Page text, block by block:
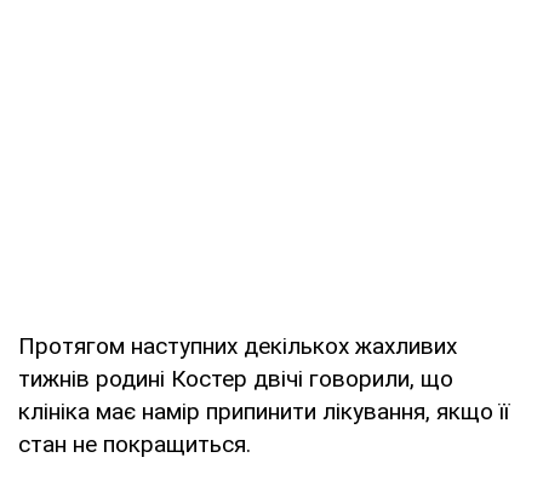
Протягом наступних декількох жахливих
тижнів родині Костер двічі говорили, що
клініка має намір припинити лікування, якщо її
стан не покращиться.